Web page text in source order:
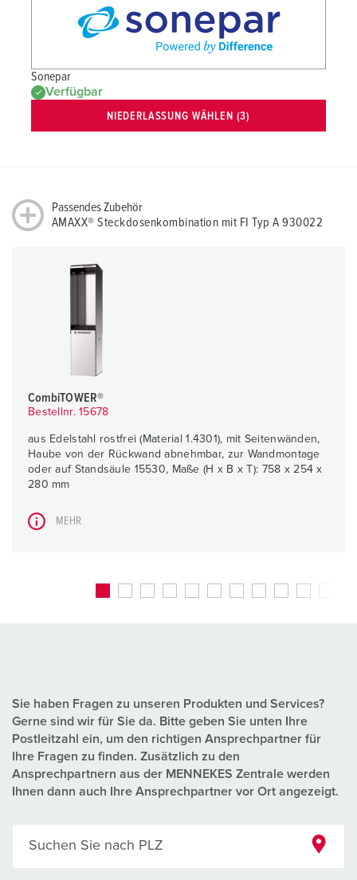
Sonepar
Verfügbar
NIEDERLASSUNG WÄHLEN (3)
Passendes Zubehör
AMAXX® Steckdosenkombination mit FI Typ A 930022
CombiTOWER®
Bestellnr. 15678
aus Edelstahl rostfrei (Material 1.4301), mit Seitenwänden,
Haube von der Rückwand abnehmbar, zur Wandmontage
oder auf Standsäule 15530, Maße (H x B x T): 758 x 254 x
280 mm
MEHR
Sie haben Fragen zu unseren Produkten und Services?
Gerne sind wir für Sie da. Bitte geben Sie unten Ihre
Postleitzahl ein, um den richtigen Ansprechpartner für
Ihre Fragen zu finden. Zusätzlich zu den
Ansprechpartnern aus der MENNEKES Zentrale werden
Ihnen dann auch Ihre Ansprechpartner vor Ort angezeigt.
Suchen Sie nach PLZ